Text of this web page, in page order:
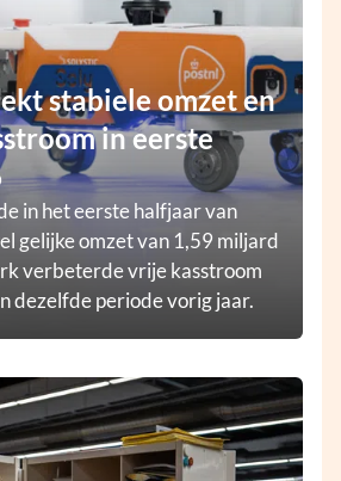
stabiele omzet en
in eerste
in het eerste halfjaar van
gelijke omzet van 1,59 miljard
verbeterde vrije kasstroom
dezelfde periode vorig jaar.